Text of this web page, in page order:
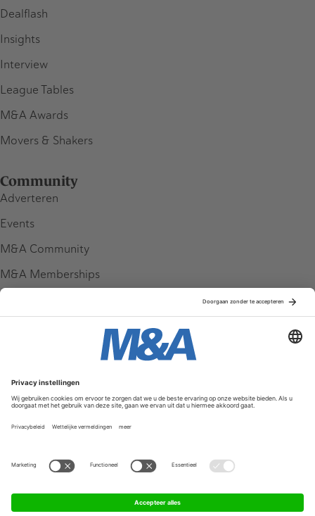
Dealflash
Insights
Interview
League Tables
M&A Awards
Movers & Shakers
Community
Adverteren
Events
M&A Community
M&A Memberships
Service & Contact
Contact
FAQ
Werken bij ons
Algemene Voorwaarden